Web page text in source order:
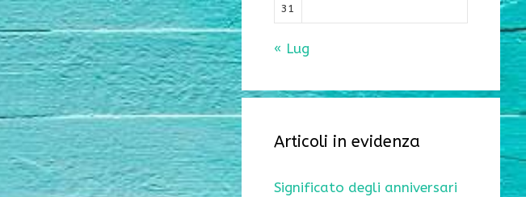
31
« Lug
Articoli in evidenza
Significato degli anniversari